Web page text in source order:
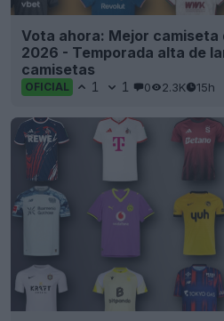
Vota ahora: Mejor camiseta
2026 - Temporada alta de
camisetas
OFICIAL 1 1 0 2.3K 15h